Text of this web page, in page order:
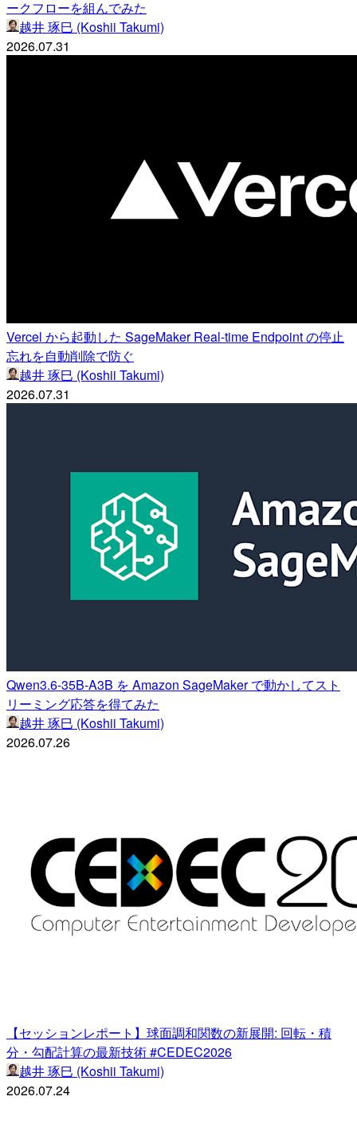
ークフローを組んでみた
越井 琢巳 (Koshii Takumi)
2026.07.31
Vercel から起動した SageMaker Real-time Endpoint の停止
忘れを自動削除で防ぐ
越井 琢巳 (Koshii Takumi)
2026.07.31
Qwen3.6-35B-A3B を Amazon SageMaker で動かしてスト
リーミング応答を得てみた
越井 琢巳 (Koshii Takumi)
2026.07.26
【セッションレポート】球面調和関数の新展開: 回転・積
分・勾配計算の最新技術 #CEDEC2026
越井 琢巳 (Koshii Takumi)
2026.07.24